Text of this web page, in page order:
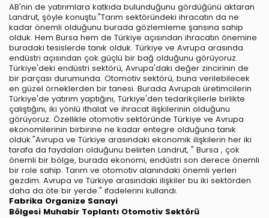
AB'nin de yatırımlara katkıda bulunduğunu gördüğünü aktaran
Landrut, şöyle konuştu:"Tarım sektöründeki ihracatın da ne
kadar önemli olduğunu burada gözlemleme şansına sahip
olduk. Hem Bursa hem de Türkiye açısından ihracatın önemine
buradaki tesislerde tanık olduk. Türkiye ve Avrupa arasında
endüstri açısından çok güçlü bir bağ olduğunu görüyoruz.
Türkiye'deki endüstri sektörü, Avrupa'daki değer zincirinin de
bir parçası durumunda. Otomotiv sektörü, buna verilebilecek
en güzel örneklerden bir tanesi. Burada Avrupalı üretimcilerin
Türkiye'de yatırım yaptığını, Türkiye'den tedarikçilerle birlikte
çalıştığını, iki yönlü ithalat ve ihracat ilişkilerinin olduğunu
görüyoruz. Özellikle otomotiv sektöründe Türkiye ve Avrupa
ekonomilerinin birbirine ne kadar entegre olduğuna tanık
olduk."Avrupa ve Türkiye arasındaki ekonomik ilişkilerin her iki
tarafa da faydaları olduğunu belirten Landrut, " Bursa , çok
önemli bir bölge, burada ekonomi, endüstri son derece önemli
bir role sahip. Tarım ve otomotiv alanındaki önemli yerleri
gezdim. Avrupa ve Türkiye arasındaki ilişkiler bu iki sektörden
daha da öte bir yerde." ifadelerini kullandı.
Fabrika Organize Sanayi
Bölgesi Muhabir Toplantı Otomotiv Sektörü